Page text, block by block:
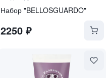
Набор "BELLOSGUARDO"
2250₽